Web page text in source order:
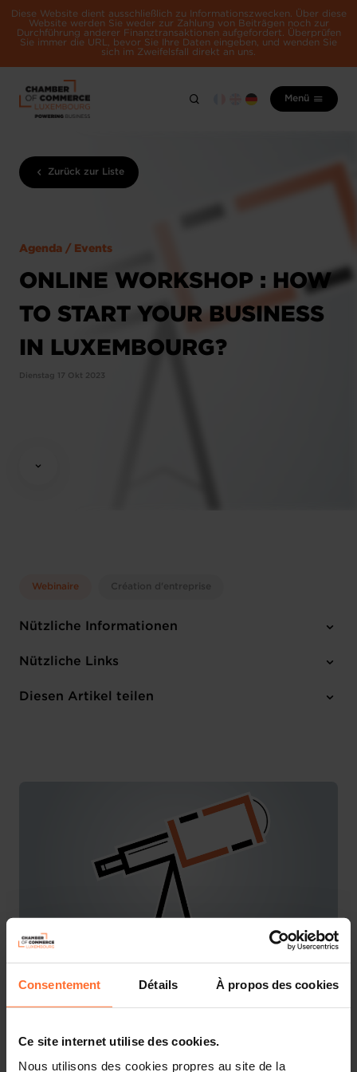
Consentement Détails À propos des cookies
Ce site internet utilise des cookies.
Nous utilisons des cookies propres au site de la
Diese Website dient ausschließlich zu Informationszwecken. Über diese
Website werden Sie weder zur Zahlung von Beiträgen noch zur
Durchführung anderer Finanztransaktionen aufgefordert. Überprüfen
Sie immer die URL, bevor Sie Ihre Daten eingeben, und wenden Sie
sich im Zweifelsfall direkt an uns.
Menü
Zurück zur Liste
Agenda / Events
ONLINE WORKSHOP : HOW
TO START YOUR BUSINESS
IN LUXEMBOURG?
Dienstag 17 Okt 2023
Webinaire Création d'entreprise
Nützliche Informationen
Dienstag 17 Okt 2023
Online Workshop
Nützliche Links
Anmelden
Diesen Artikel teilen
You are starting a business from scratch or buying an
point of contact for entrepreneurs.